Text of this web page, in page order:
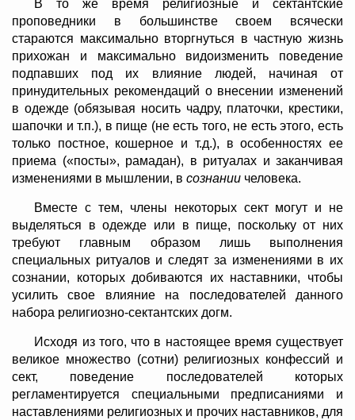
В то же время религиозные и сектантские
проповедники в большинстве своем всячески
стараются максимально вторгнуться в частную жизнь
прихожан и максимально видоизменить поведение
подпавших под их влияние людей, начиная от
принудительных рекомендаций о внесении изменений
в одежде (обязывая носить чадру, платочки, крестики,
шапочки и т.п.), в пище (не есть того, не есть этого, есть
только постное, кошерное и т.д.), в особенностях ее
приема («посты», рамадан), в ритуалах и заканчивая
изменениями в мышлении, в сознании человека.
Вместе с тем, члены некоторых сект могут и не
выделяться в одежде или в пище, поскольку от них
требуют главным образом лишь выполнения
специальных ритуалов и следят за изменениями в их
сознании, которых добиваются их наставники, чтобы
усилить свое влияние на последователей данного
набора религиозно-сектантских догм.
Исходя из того, что в настоящее время существует
великое множество (сотни) религиозных конфессий и
сект, поведение последователей которых
регламентируется специальными предписаниями и
наставлениями религиозных и прочих наставников, для